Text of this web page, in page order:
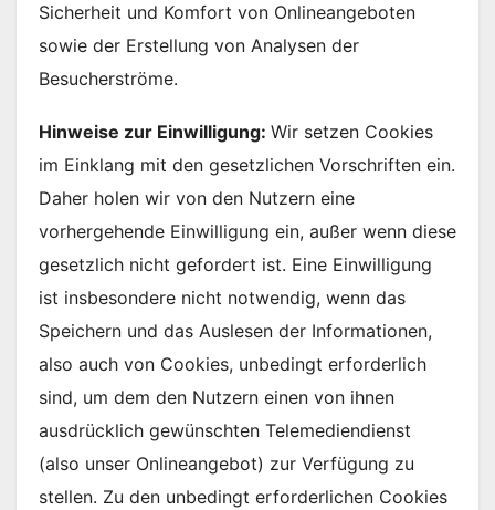
Sicherheit und Komfort von Onlineangeboten
sowie der Erstellung von Analysen der
Besucherströme.
Hinweise zur Einwilligung: Wir setzen Cookies
im Einklang mit den gesetzlichen Vorschriften ein.
Daher holen wir von den Nutzern eine
vorhergehende Einwilligung ein, außer wenn diese
gesetzlich nicht gefordert ist. Eine Einwilligung
ist insbesondere nicht notwendig, wenn das
Speichern und das Auslesen der Informationen,
also auch von Cookies, unbedingt erforderlich
sind, um dem den Nutzern einen von ihnen
ausdrücklich gewünschten Telemediendienst
(also unser Onlineangebot) zur Verfügung zu
stellen. Zu den unbedingt erforderlichen Cookies